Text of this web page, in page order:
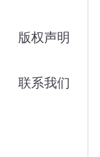
版权声明
联系我们